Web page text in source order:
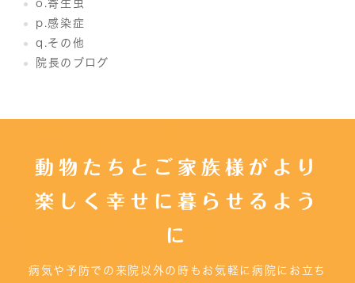
o.寄生虫
p.感染症
q.その他
院長のブログ
動物たちとご家族様がより
楽しく幸せに暮らせるよう
に
病気や予防での来院以外の時もお気軽に病院にお立ち